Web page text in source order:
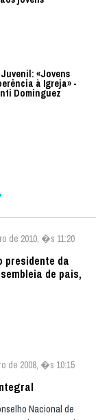
«Jovens
à Igreja» -
Dominguez
de 2010, �s 11:20
presidente da
de pais,
de 2008, �s 10:15
Nacional de